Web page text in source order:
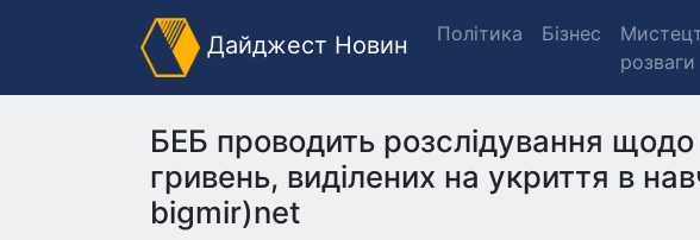
Дайджест Новин Політика Бізнес
розваги
БЕБ проводить розслідування
гривень, виділених на укриття в
bigmir)net